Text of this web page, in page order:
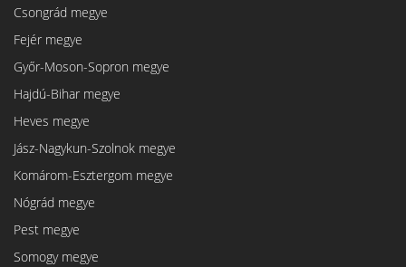
Csongrád megye
Fejér megye
Győr-Moson-Sopron megye
Hajdú-Bihar megye
Heves megye
Jász-Nagykun-Szolnok megye
Komárom-Esztergom megye
Nógrád megye
Pest megye
Somogy megye